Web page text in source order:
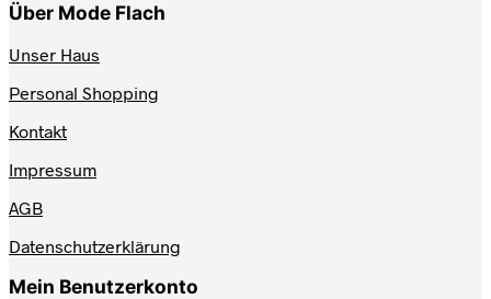
Über Mode Flach
Unser Haus
Personal Shopping
Kontakt
Impressum
AGB
Datenschutzerklärung
Mein Benutzerkonto